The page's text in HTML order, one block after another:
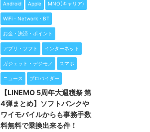
Android Apple MNO(キャリア)
WiFi・Network・BT
お金・決済・ポイント
アプリ・ソフト インターネット
ガジェット・デジモノ スマホ
ニュース プロバイダー
【LINEMO 5周年大週穫祭 第
4弾まとめ】ソフトバンクや
ワイモバイルからも事務手数
料無料で乗換出来る件！